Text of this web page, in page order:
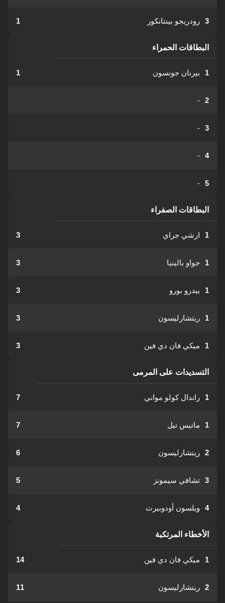
3 رودريجو بينتانكور 1
البطاقات الحمراء
1 بيرنان جونسون 1
2
-
3
-
4
-
5
-
البطاقات الصفراء
1 ارشي جراي 3
1 جواو بالينيا 3
1 بيدرو بورو 3
1 ريتشارليسون 3
1 ميكي فان دي فين 3
التسديدات على المرمى
1 راندال كولو مواني 7
1 ماتيس تيل 7
2 ريتشارليسون 6
3 تشافي سيمونز 5
4 ويلسون أودوبيرت 4
الأخطاء المرتكبة
1 ميكي فان دي فين 14
2 ريتشارليسون 11